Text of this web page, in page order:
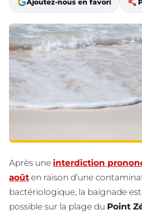
Ajoutez-nous en favori
Après une interdiction
août en raison d’une
bactériologique, la baignade
possible sur la plage du Point